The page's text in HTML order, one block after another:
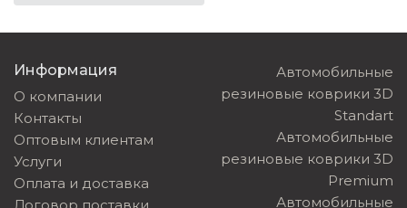
Информация
О компании
Контакты
Оптовым клиентам
Услуги
Оплата и доставка
Автомобильные
резиновые коврики 3D
Standart
Автомобильные
резиновые коврики 3D
Premium
Автомобильные